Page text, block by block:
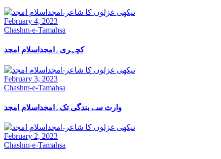
February 4, 2023
Chashm-e-Tamahsa
کچہری۔امجداسلام امجد
February 3, 2023
Chashm-e-Tamahsa
وارث سے بندگی تک۔امجداسلام امجد
February 2, 2023
Chashm-e-Tamahsa